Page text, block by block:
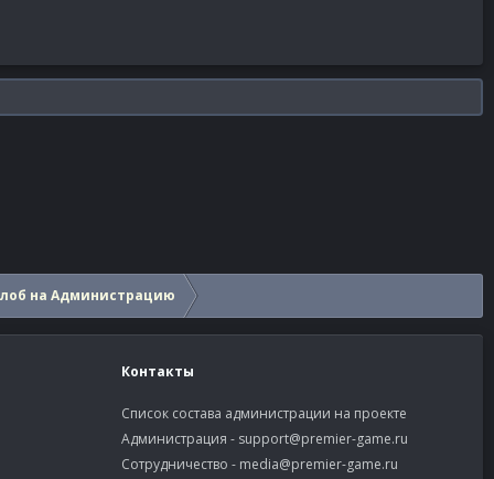
на Администрацию
Контакты
Список состава администрации на проекте
Администрация - support@premier-game.ru
Сотрудничество - media@premier-game.ru